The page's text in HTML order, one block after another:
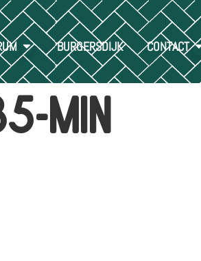
BURGERSDIJK CONTACT
min